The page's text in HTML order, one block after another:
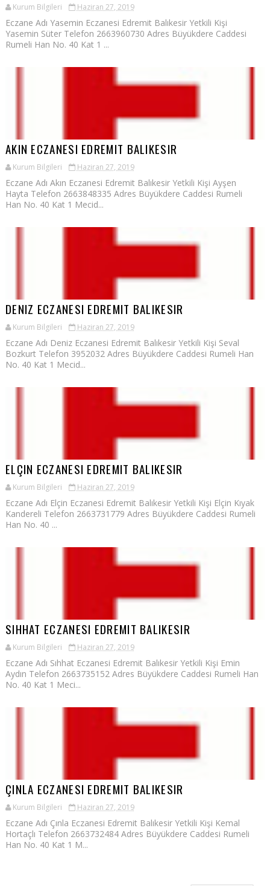
Kurum Bilgileri Haziran 27, 2019
Eczane Adı Yasemin Eczanesi Edremit Balıkesir Yetkili Kişi
Yasemin Süter Telefon 2663960730 Adres Büyükdere Caddesi
Rumeli Han No. 40 Kat 1 ...
AKIN ECZANESI EDREMIT BALIKESIR
Kurum Bilgileri Haziran 27, 2019
Eczane Adı Akın Eczanesi Edremit Balıkesir Yetkili Kişi Ayşen
Hayta Telefon 2663848335 Adres Büyükdere Caddesi Rumeli
Han No. 40 Kat 1 Mecid...
DENIZ ECZANESI EDREMIT BALIKESIR
Kurum Bilgileri Haziran 27, 2019
Eczane Adı Deniz Eczanesi Edremit Balıkesir Yetkili Kişi Seval
Bozkurt Telefon 3952032 Adres Büyükdere Caddesi Rumeli Han
No. 40 Kat 1 Mecid...
ELÇIN ECZANESI EDREMIT BALIKESIR
Kurum Bilgileri Haziran 27, 2019
Eczane Adı Elçin Eczanesi Edremit Balıkesir Yetkili Kişi Elçin Kıyak
Kandereli Telefon 2663731779 Adres Büyükdere Caddesi Rumeli
Han No. 40 ...
SIHHAT ECZANESI EDREMIT BALIKESIR
Kurum Bilgileri Haziran 27, 2019
Eczane Adı Sıhhat Eczanesi Edremit Balıkesir Yetkili Kişi Emin
Aydın Telefon 2663735152 Adres Büyükdere Caddesi Rumeli Han
No. 40 Kat 1 Meci...
ÇINLA ECZANESI EDREMIT BALIKESIR
Kurum Bilgileri Haziran 27, 2019
Eczane Adı Çınla Eczanesi Edremit Balıkesir Yetkili Kişi Kemal
Hortaçlı Telefon 2663732484 Adres Büyükdere Caddesi Rumeli
Han No. 40 Kat 1 M...